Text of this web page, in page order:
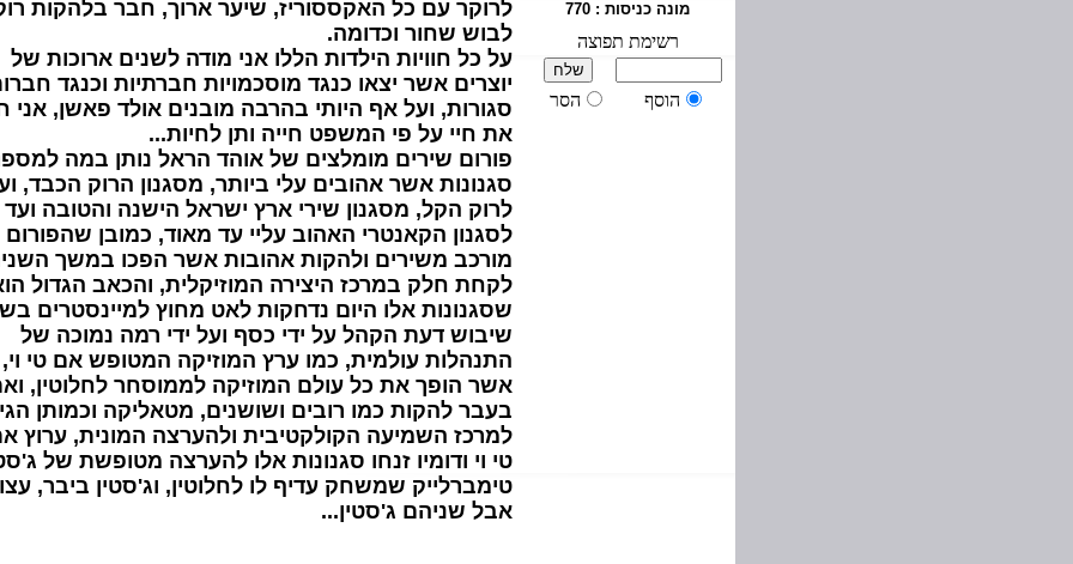
מונה כניסות : 770
לרוקר עם כל האקססוריז, שיער ארוך, חבר בלהקות
לבוש שחור וכדומה.
על כל חוויות הילדות הללו אני מודה לשנים ארוכות של
יוצרים אשר יצאו כנגד מוסכמויות חברתיות וכנגד
סגורות, ועל אף היותי בהרבה מובנים אולד פאשן, אני
את חיי על פי המשפט חייה ותן לחיות...
פורום שירים מומלצים של אוהד הראל נותן במה
סגנונות אשר אהובים עלי ביותר, מסגנון הרוק הכבד,
לרוק הקל, מסגנון שירי ארץ ישראל הישנה והטובה ועד
לסגנון הקאנטרי האהוב עליי עד מאוד, כמובן שהפורום
מורכב משירים ולהקות אהובות אשר הפכו במשך
לקחת חלק במרכז היצירה המוזיקלית, והכאב הגדול
שסגנונות אלו היום נדחקות לאט מחוץ למיינסטרים
שיבוש דעת הקהל על ידי כסף ועל ידי רמה נמוכה של
התנהלות עולמית, כמו ערץ המוזיקה המטופש אם טי וי,
אשר הופך את כל עולם המוזיקה לממוסחר לחלוטין,
בעבר להקות כמו רובים ושושנים, מטאליקה וכמותן
למרכז השמיעה הקולקטיבית ולהערצה המונית, ערוץ
טי וי ודומיו זנחו סגנונות אלו להערצה מטופשת של
טימברלייק שמשחק עדיף לו לחלוטין, וג'סטין ביבר,
אבל שניהם ג'סטין...